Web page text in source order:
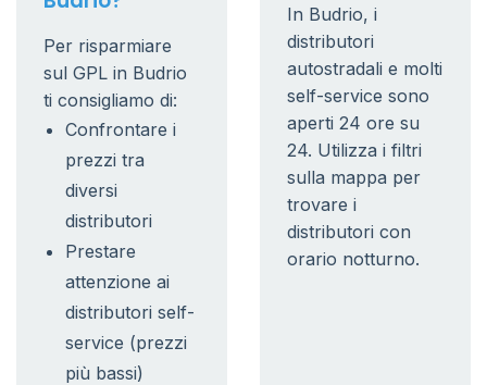
Per risparmiare
sul GPL in Budrio
ti consigliamo di:
Confrontare i
prezzi tra
diversi
distributori
Prestare
attenzione ai
distributori self-
service (prezzi
più bassi)
In Budrio, i
distributori
autostradali e molti
self-service sono
aperti 24 ore su
24. Utilizza i filtri
sulla mappa per
trovare i
distributori con
orario notturno.